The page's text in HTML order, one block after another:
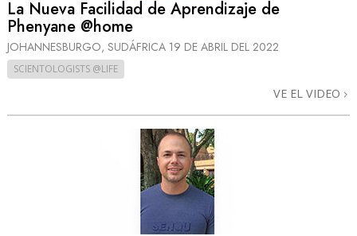
La Nueva Facilidad de Aprendizaje de
Phenyane @home
JOHANNESBURGO, SUDÁFRICA 19 DE ABRIL DEL 2022
SCIENTOLOGISTS @LIFE
VE EL VIDEO